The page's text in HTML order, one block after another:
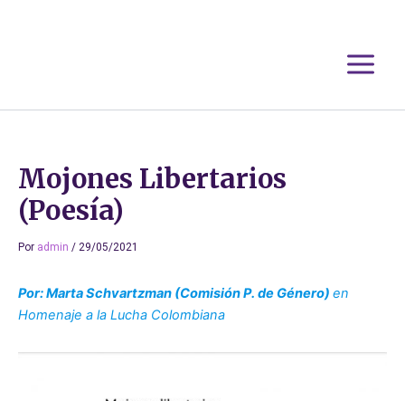
Mojones Libertarios
(Poesía)
Por admin / 29/05/2021
Por: Marta Schvartzman (Comisión P. de Género) en
Homenaje a la Lucha Colombiana